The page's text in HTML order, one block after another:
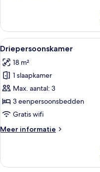
Room
Alle
foto's
voor
Driepersoonskamer
laden
9
Driepersoonskamer
18 m²
1 slaapkamer
Max. aantal: 3
3 eenpersoonsbedden
Gratis wifi
Meer informatie
Meer